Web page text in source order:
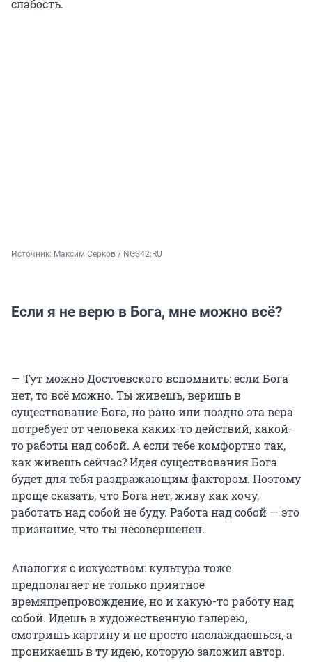
слабость.
Источник: Максим Серков / NGS42.RU
Если я не верю в Бога, мне можно всё?
— Тут можно Достоевского вспомнить: если Бога
нет, то всё можно. Ты живешь, веришь в
существование Бога, но рано или поздно эта вера
потребует от человека каких-то действий, какой-
то работы над собой. А если тебе комфортно так,
как живешь сейчас? Идея существования Бога
будет для тебя раздражающим фактором. Поэтому
проще сказать, что Бога нет, живу как хочу,
работать над собой не буду. Работа над собой — это
признание, что ты несовершенен.
Аналогия с искусством: культура тоже
предполагает не только приятное
времяпрепровождение, но и какую-то работу над
собой. Идешь в художественную галерею,
смотришь картину и не просто наслаждаешься, а
проникаешь в ту идею, которую заложил автор.